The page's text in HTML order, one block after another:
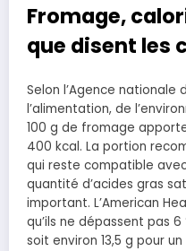
Fromage,
que disent les
Selon l’Agence
l’alimentation, de
100 g de fromage
400 kcal. La portion
qui reste compatible
quantité d’acides gras
important. L’American
qu’ils ne dépassent pas
soit environ 13,5 g pour